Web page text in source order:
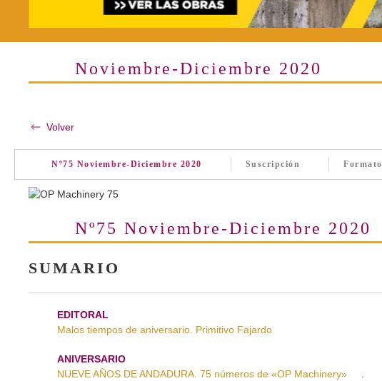
Noviembre-Diciembre 2020
Volver
Nº75 Noviembre-Diciembre 2020 Suscripción Formato
Nº75 Noviembre-Diciembre 2020
SUMARIO
EDITORAL
Malos tiempos de aniversario. Primitivo Fajardo
ANIVERSARIO
NUEVE AÑOS DE ANDADURA. 75 números de «OP Machinery»
.